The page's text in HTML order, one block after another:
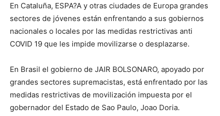
En Cataluña, ESPA?A y otras ciudades de Europa grandes
sectores de jóvenes están enfrentando a sus gobiernos
nacionales o locales por las medidas restrictivas anti
COVID 19 que les impide movilizarse o desplazarse.
En Brasil el gobierno de JAIR BOLSONARO, apoyado por
grandes sectores supremacistas, está enfrentado por las
medidas restrictivas de movilización impuesta por el
gobernador del Estado de Sao Paulo, Joao Doria.